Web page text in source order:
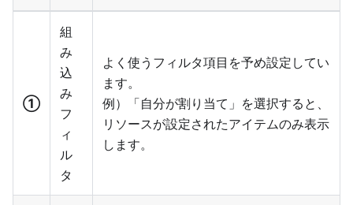
①
組
み
込
み
フ
ィ
ル
タ
よく使うフィルタ項目を予め設定してい
ます。
例）「自分が割り当て」を選択すると、
リソースが設定されたアイテムのみ表示
します。